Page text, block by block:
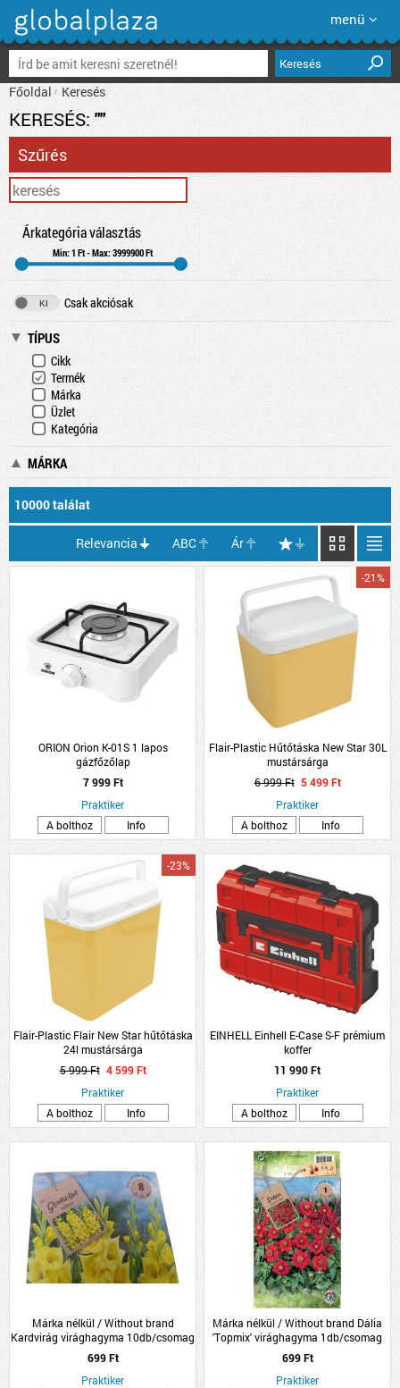
menü
Keresés
Főoldal Keresés
KERESÉS: ""
Szűrés
Árkategória választás
Min: 1 Ft - Max: 3999900 Ft
Csak akciósak
TÍPUS
Cikk
Termék
Márka
Üzlet
Kategória
MÁRKA
10000 találat
Relevancia ABC Ár
ORION Orion K-01S 1 lapos
gázfőzőlap
7 999 Ft
Praktiker
A bolthoz
Info
Flair-Plastic Hűtőtáska New Star 30L
mustársárga
-21%
6 999 Ft 5 499 Ft
Praktiker
A bolthoz
Info
Flair-Plastic Flair New Star hűtőtáska
24l mustársárga
-23%
5 999 Ft 4 599 Ft
Praktiker
A bolthoz
Info
EINHELL Einhell E-Case S-F prémium
koffer
11 990 Ft
Praktiker
A bolthoz
Info
Márka nélkül / Without brand
Kardvirág virághagyma 10db/csomag
sárga
699 Ft
Praktiker
Márka nélkül / Without brand Dália
'Topmix' virághagyma 1db/csomag
piros
699 Ft
Praktiker